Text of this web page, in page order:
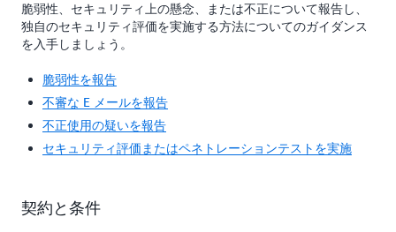
脆弱性、セキュリティ上の懸念、または不正について報告し、
独自のセキュリティ評価を実施する方法についてのガイダンス
を入手しましょう。
脆弱性を報告
不審な E メールを報告
不正使用の疑いを報告
セキュリティ評価またはペネトレーションテストを実施
契約と条件